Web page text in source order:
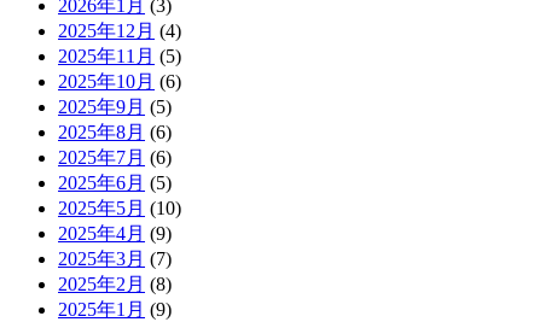
2026年1月 (3)
2025年12月 (4)
2025年11月 (5)
2025年10月 (6)
2025年9月 (5)
2025年8月 (6)
2025年7月 (6)
2025年6月 (5)
2025年5月 (10)
2025年4月 (9)
2025年3月 (7)
2025年2月 (8)
2025年1月 (9)